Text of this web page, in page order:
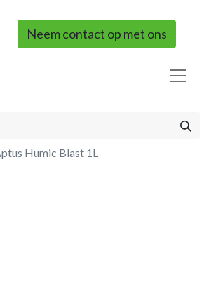
Neem contact op met ons
Humic Blast 1L